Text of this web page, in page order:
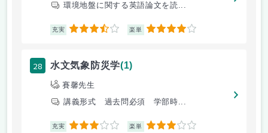
環境地盤に関する英語論文を読...
充実 3.5 楽単 4
28 水文気象防災学(1)
賽馨先生
講義形式 過去問必須 学部時...
充実 3 楽単 3